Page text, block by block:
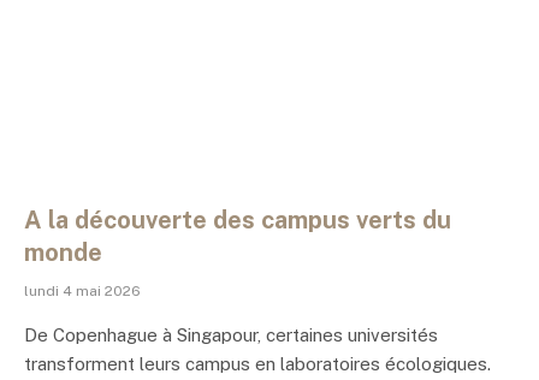
A la découverte des campus verts du
monde
lundi 4 mai 2026
De Copenhague à Singapour, certaines universités
transforment leurs campus en laboratoires écologiques.